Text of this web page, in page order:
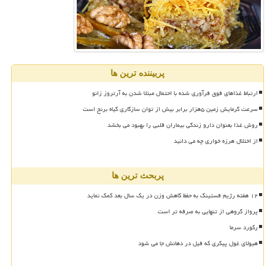
پربیننده ترین ها
ارتباط غذاهای فوق فرآوری شده با احتمال مبتلا شدن به آرتروز زانو
سرعت گرمایش زمین ۵هزار برابر بیش از توان سازگاری گیاه برنج است
روش غذا بعنوان دارو زندگی بیماران قلبی را بهبود می بخشد
از اختلال هرزه خواری چه می دانید
پربحث ترین ها
۱۲ هفته رژیم فستینگ به حفظ کاهش وزن در یک سال بعد کمک نماید
پرواز گروهی از تنهایی به صرفه تر است
رکورد سرما
هیولای غول پیکری که فیل در دهانش جا می شود